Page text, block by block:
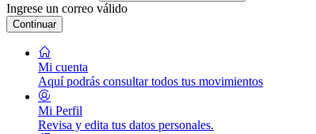
Ingrese un correo válido
Continuar
Mi cuenta
Aquí podrás consultar todos tus movimientos
Mi Perfil
Revisa y edita tus datos personales.